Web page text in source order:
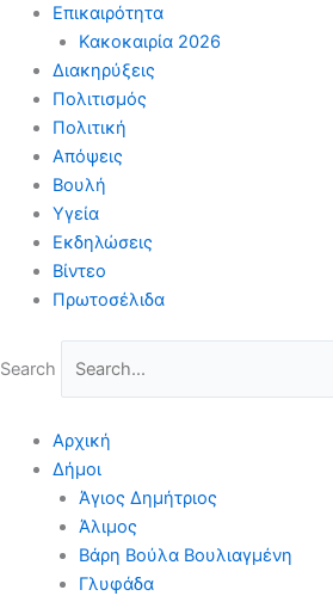
Επικαιρότητα
Κακοκαιρία 2026
Διακηρύξεις
Πολιτισμός
Πολιτική
Απόψεις
Βουλή
Υγεία
Εκδηλώσεις
Βίντεο
Πρωτοσέλιδα
Search
Αρχική
Δήμοι
Άγιος Δημήτριος
Άλιμος
Βάρη Βούλα Βουλιαγμένη
Γλυφάδα